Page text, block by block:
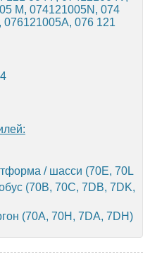
M, 074121005N, 074
076121005A, 076 121
/ шасси (70E, 70L
(70B, 70C, 7DB, 7DK,
(70A, 70H, 7DA, 7DH)